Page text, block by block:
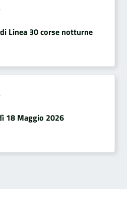
Linea 30 corse notturne
18 Maggio 2026